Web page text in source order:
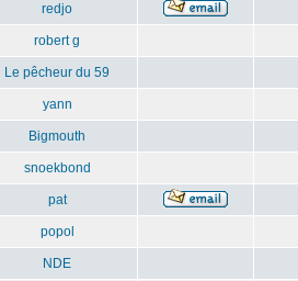
redjo
robert g
Le pêcheur du 59
yann
Bigmouth
snoekbond
pat
popol
NDE